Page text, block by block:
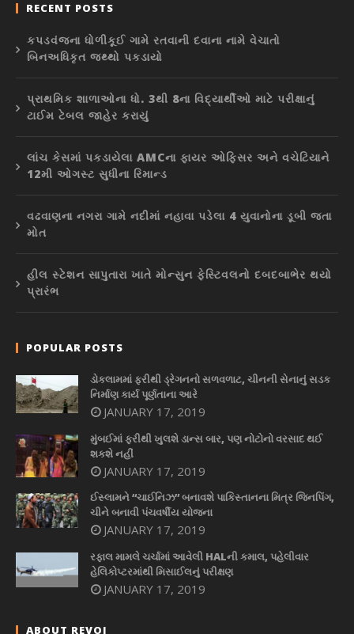
RECENT POSTS
કપડવંજના ધોળીકૂઈ ગામે રતવાની દવાના નામે વેચાતો
બિનઅધિકૃત જથ્થો પકડાયો
પ્રાથમિક શાળાઓના ધો. 3થી 8ના વિદ્યાર્થીઓ માટે પરીક્ષાનું
ટાઈમ ટેબલ જાહેર કરાયું
લાંચ કેસમાં પકડાયેલા AMCના ફાયર ઓફિસર અને વચેટિયાને
12મી ઓગસ્ટ સુધીના રિમાન્ડ
વઢવાણના નગરા ગામે નદીમાં નહાવા પડેલા 4 યુવાનોના ડૂબી જતા
મોત
હીલ સ્ટેશન સાપુતારા ખાતે મોન્સુન ફેસ્ટિવલનો દબદબાભેર થયો
પ્રારંભ
POPULAR POSTS
ડોકલામમાં ફરીથી ડ્રેગનનો સળવળાટ, ચીનની સેનાનું સડક
નિર્માણ કાર્ય પૂર્ણતાના આરે
JANUARY 17, 2019
મુંબઈમાં ફરીથી ખુલશે ડાન્સ બાર, પણ નોટોનો વરસાદ થઈ
શકશે નહીં
JANUARY 17, 2019
ઈસ્લામને “ચાઈનિઝ” બનાવશે પાકિસ્તાનના મિત્ર જિનપિંગ,
ચીને બનાવી પંચવર્ષીય યોજના
JANUARY 17, 2019
રફાલ મામલે ચર્ચામાં આવેલી HALની કમાલ, પહેલીવાર
હેલિકોપ્ટરમાંથી મિસાઈલનું પરીક્ષણ
JANUARY 17, 2019
ABOUT REVOI